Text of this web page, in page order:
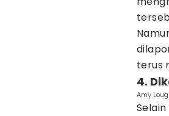
terus
4.
Amy